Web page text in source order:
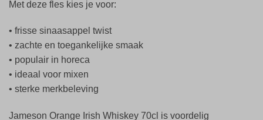
Met deze fles kies je voor:
• frisse sinaasappel twist
• zachte en toegankelijke smaak
• populair in horeca
• ideaal voor mixen
• sterke merkbeleving
Jameson Orange Irish Whiskey 70cl is voordelig